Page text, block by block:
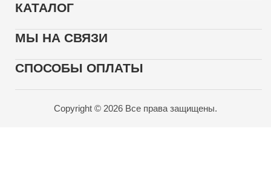
КАТАЛОГ
МЫ НА СВЯЗИ
СПОСОБЫ ОПЛАТЫ
Copyright © 2026 Все права защищены.